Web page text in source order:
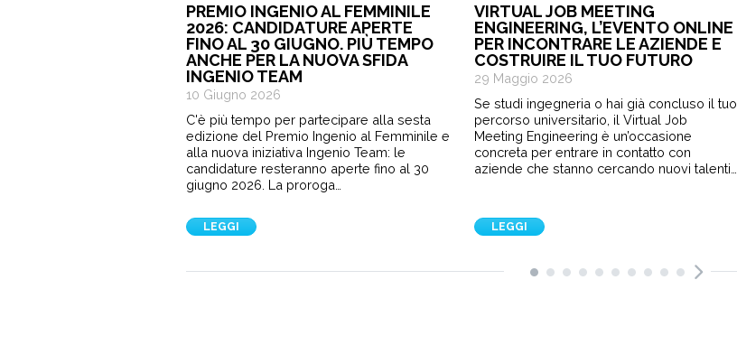
PREMIO INGENIO AL FEMMINILE
2026: CANDIDATURE APERTE
FINO AL 30 GIUGNO. PIÙ TEMPO
ANCHE PER LA NUOVA SFIDA
INGENIO TEAM
10 Giugno 2026
C'è più tempo per partecipare alla sesta
edizione del Premio Ingenio al Femminile e
alla nuova iniziativa Ingenio Team: le
candidature resteranno aperte fino al 30
giugno 2026. La proroga…
LEGGI
VIRTUAL JOB MEETING
ENGINEERING, L’EVENTO ONLINE
PER INCONTRARE LE AZIENDE E
COSTRUIRE IL TUO FUTURO
29 Maggio 2026
Se studi ingegneria o hai già concluso il tuo
percorso universitario, il Virtual Job
Meeting Engineering è un’occasione
concreta per entrare in contatto con
aziende che stanno cercando nuovi talenti…
LEGGI